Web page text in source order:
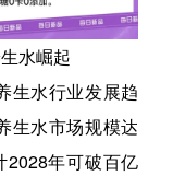
水崛起
生水行业发展趋
生水市场规模达
2028年可破百亿